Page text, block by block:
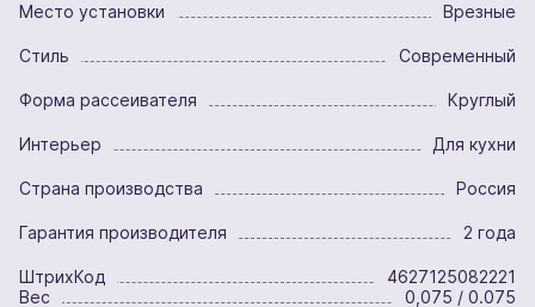
Место установки Врезные
Стиль Современный
Форма рассеивателя Круглый
Интерьер Для кухни
Страна производства Россия
Гарантия производителя 2 года
ШтрихКод
4627125082221
Вес
0,075 / 0.075